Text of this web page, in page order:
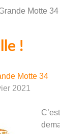
Motte 34
!
Motte 34
2021